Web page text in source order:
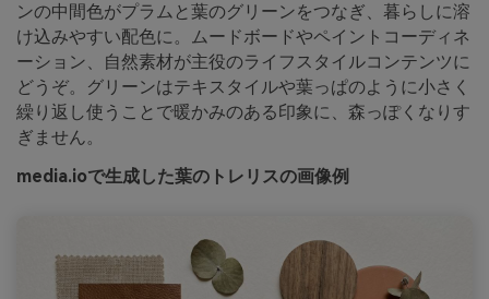
ンの中間色がプラムと葉のグリーンをつなぎ、暮らしに溶
け込みやすい配色に。ムードボードやペイントコーディネ
ーション、自然素材が主役のライフスタイルコンテンツに
どうぞ。グリーンはテキスタイルや葉っぱのように小さく
繰り返し使うことで暖かみのある印象に、森っぽくなりす
ぎません。
media.ioで生成した葉のトレリスの画像例